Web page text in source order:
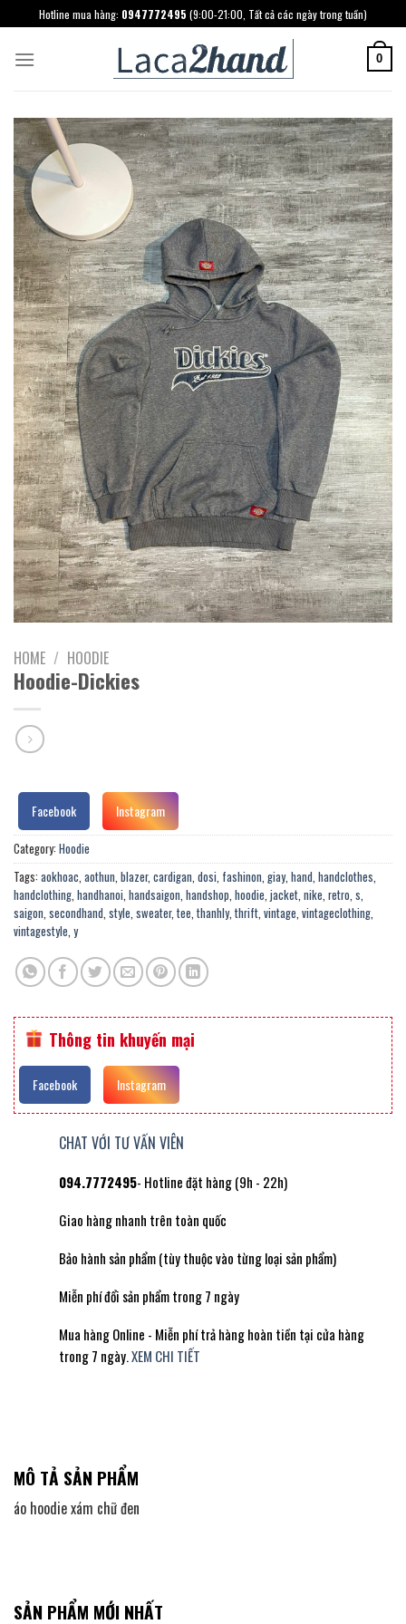
to
content
Hotline mua hàng: 0947772495 (9:00-21:00, Tất cả các ngày trong tuần)
0
HOME / HOODIE
Hoodie-Dickies
Facebook Instagram
Category: Hoodie
Tags: aokhoac aothun blazer, cardigan dosi fashinon giay, hand handclothes
handclothing handhanoi handsaigon handshop hoodie jacket nike retro s
saigon secondhand style sweater, tee thanhly, thrift vintage vintageclothing
vintagestyle y
Thông tin khuyến mại
Facebook Instagram
CHAT VỚI TƯ VẤN VIÊN
094.7772495- Hotline đặt hàng (9h - 22h)
Giao hàng nhanh trên toàn quốc
Bảo hành sản phẩm (tùy thuộc vào từng loại sản phẩm)
Miễn phí đổi sản phẩm trong 7 ngày
Mua hàng Online - Miễn phí trả hàng hoàn tiền tại cửa hàng
trong 7 ngày.XEM CHI TIẾT
MÔ TẢ SẢN PHẨM
áo hoodie xám chữ đen
SẢN PHẨM MỚI NHẤT